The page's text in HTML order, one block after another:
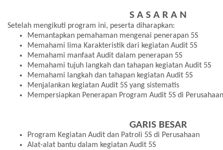
S A S A R A N
Setelah mengikuti program ini, peserta diharapkan:
Memantapkan pemahaman mengenai penerapan 5S
Memahami lima Karakteristik dari kegiatan Audit 5S
Memahami manfaat Audit dalam penerapan 5S
Memahami tujuh langkah dan tahapan kegiatan Audit 5S
Memahami langkah dan tahapan kegiatan Audit 5S
Menjalankan kegiatan Audit 5S yang sistematis
Mempersiapkan Penerapan Program Audit 5S di Perusahaan
GARIS BESAR
Program Kegiatan Audit dan Patroli 5S di Perusahaan
Alat-alat bantu dalam kegiatan Audit 5S